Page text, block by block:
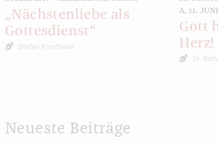
„Nächstenliebe als
Gottesdienst“
Stefan Kronthaler
A, 11.
Gott
Herz!
Dr.
Neueste Beiträge